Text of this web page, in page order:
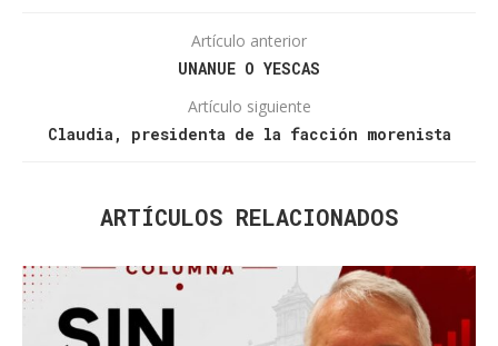
Artículo anterior
UNANUE O YESCAS
Artículo siguiente
Claudia, presidenta de la facción morenista
ARTÍCULOS RELACIONADOS